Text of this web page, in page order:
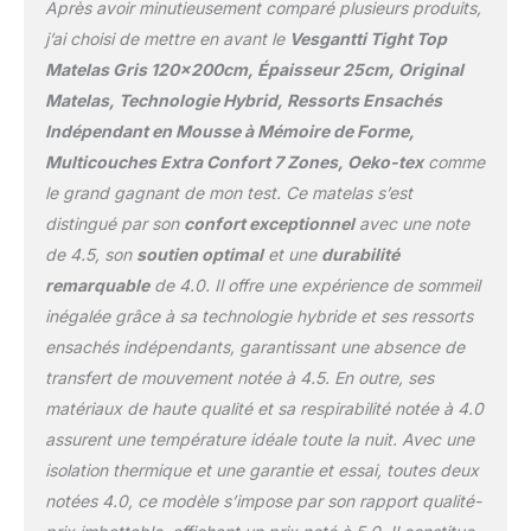
résistant, étanche et
réutilisable ! Votre achat
sans aucun risque : il
manque une sangle ou le
Soit notre sac de vide
pour matelas vous
convainc, soit vous êtes
remboursé dans les 60
un sommeil sec, frais et
confortable.
Hypoallergénique, elle
convient également aux
bébés et aux personnes
sensibles. 【Ultra-
Silencieux &
Indépendance de
ressorts ensachés
individuels et à la
mousse à mémoire de
forme, le matelas
mouvements, vibrations
et bruits. Profitez d’un
sommeil paisible, même
si votre partenaire bouge
【Confort Haut de
Gamme & Grande
Après avoir minutieusement comparé plusieurs produits,
j’ai choisi de mettre en avant le Vesgantti Tight Top
Matelas Gris 120x200cm, Épaisseur 25cm, Original
Matelas, Technologie Hybrid, Ressorts Ensachés
Indépendant en Mousse à Mémoire de Forme,
Multicouches Extra Confort 7 Zones, Oeko-texcomme
le grand gagnant de mon test. Ce matelas s’est
distingué par son confort exceptionnelavec une note
de 4.5, son soutien optimalet une durabilité
remarquablede 4.0. Il offre une expérience de sommeil
inégalée grâce à sa technologie hybride et ses ressorts
ensachés indépendants, garantissant une absence de
transfert de mouvement notée à 4.5. En outre, ses
matériaux de haute qualité et sa respirabilité notée à 4.0
assurent une température idéale toute la nuit. Avec une
isolation thermique et une garantie et essai, toutes deux
notées 4.0, ce modèle s’impose par son rapport qualité-